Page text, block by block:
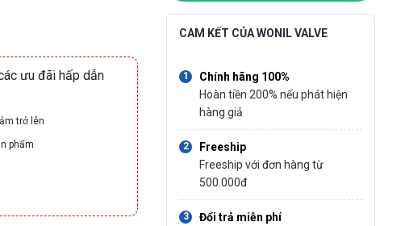
ưu đãi hấp dẫn
trở lên
phẩm
CAM KẾT CỦA WONIL VALVE
Chính hãng 100%
Hoàn tiền 200% nếu phát hiện
hàng giả
Freeship
Freeship với đơn hàng từ
500.000đ
Đổi trả miễn phí